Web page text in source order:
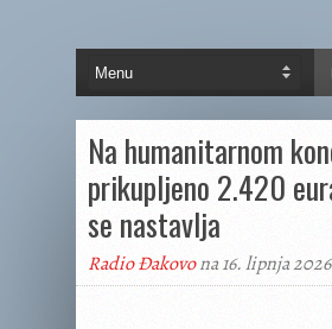
Na humanitarnom
prikupljeno 2.420
se nastavlja
Radio Đakovona 16. lipnja